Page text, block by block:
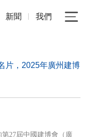
新聞 我們
片，2025年廣州建博
27屆中國建博會（廣